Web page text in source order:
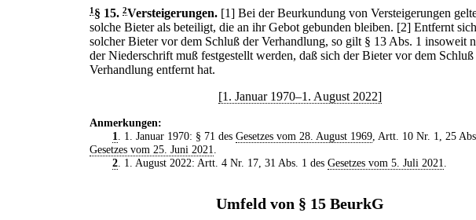
1 § 15. 2Versteigerungen. [1] Bei der Beurkundung von Versteigerungen
solche Bieter als beteiligt, die an ihr Gebot gebunden bleiben. [2] Entfernt
solcher Bieter vor dem Schluß der Verhandlung, so gilt § 13 Abs. 1 insoweit
der Niederschrift muß festgestellt werden, daß sich der Bieter vor dem Schluß
Verhandlung entfernt hat.
[1. Januar 1970–1. August 2022]
Anmerkungen:
1
. 1. Januar 1970: § 71 des Gesetzes vom 28. August 1969, Artt. 10 Nr. 1, 25
Gesetzes vom 25. Juni 2021
2. 1. August 2022: Artt. 4 Nr. 17, 31 Abs. 1 des Gesetzes vom 5. Juli 2021
Umfeld von § 15 BeurkG